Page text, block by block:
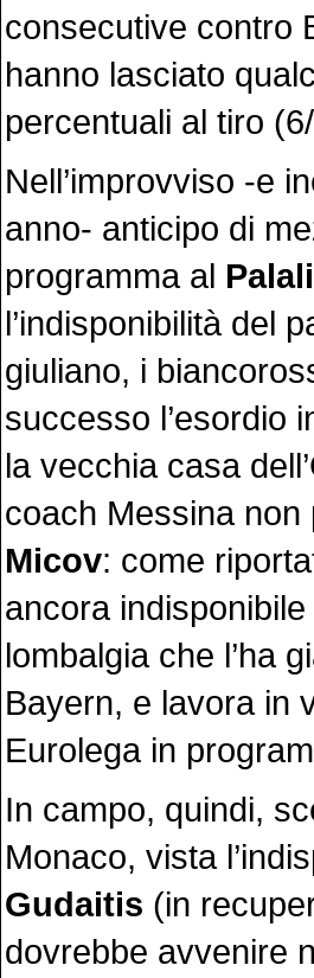
consecutive contro
hanno lasciato
percentuali al tiro
Nell’improvviso -e
anno- anticipo di
programma al
l’indisponibilità del
giuliano, i
successo l’esordio
la vecchia casa
coach Messina
Micov: come
ancora
lombalgia che l’ha
Bayern, e lavora in
Eurolega in
In campo, quindi,
Monaco, vista
Gudaitis (in
dovrebbe avvenire